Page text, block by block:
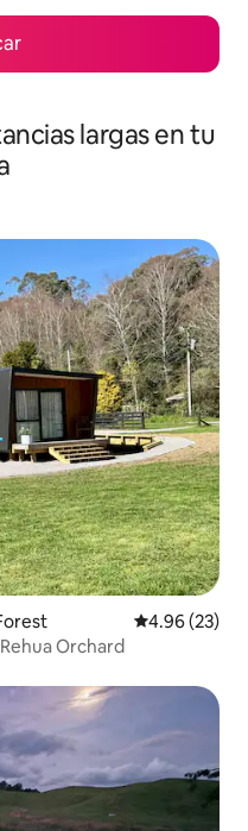
largas en tu
huéspedes
Calificación
4.96 (23)
Orchard